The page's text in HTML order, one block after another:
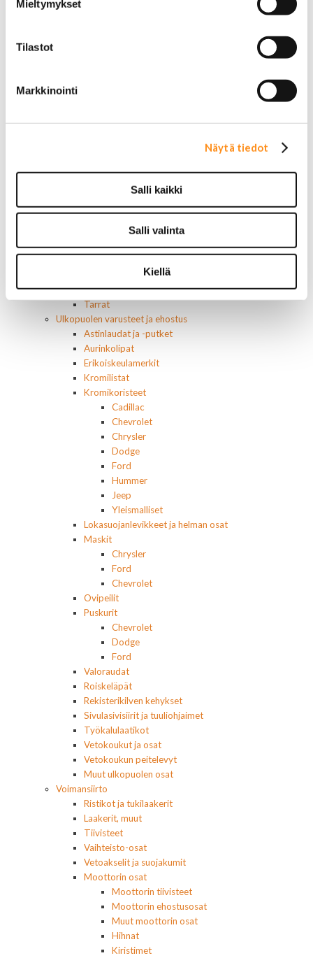
Mieltymykset
Tilastot
Markkinointi
Näytä tiedot
Salli kaikki
Salli valinta
Kiellä
Dodge merkit
Ford merkit
Mercury merkit
Oldsmobile merkit
Plymouth merkit
Muut merkit
Merkit ja logot
Tarrat
Ulkopuolen varusteet ja ehostus
Astinlaudat ja -putket
Aurinkolipat
Erikoiskeulamerkit
Kromilistat
Kromikoristeet
Cadillac
Chevrolet
Chrysler
Dodge
Ford
Hummer
Jeep
Yleismalliset
Lokasuojanlevikkeet ja helman osat
Maskit
Chrysler
Ford
Chevrolet
Ovipeilit
Puskurit
Chevrolet
Dodge
Ford
Valoraudat
Roiskeläpät
Rekisterikilven kehykset
Sivulasivisiirit ja tuuliohjaimet
Työkalulaatikot
Vetokoukut ja osat
Vetokoukun peitelevyt
Muut ulkopuolen osat
Voimansiirto
Ristikot ja tukilaakerit
Laakerit, muut
Tiivisteet
Vaihteisto-osat
Vetoakselit ja suojakumit
Moottorin osat
Moottorin tiivisteet
Moottorin ehostusosat
Muut moottorin osat
Hihnat
Kiristimet